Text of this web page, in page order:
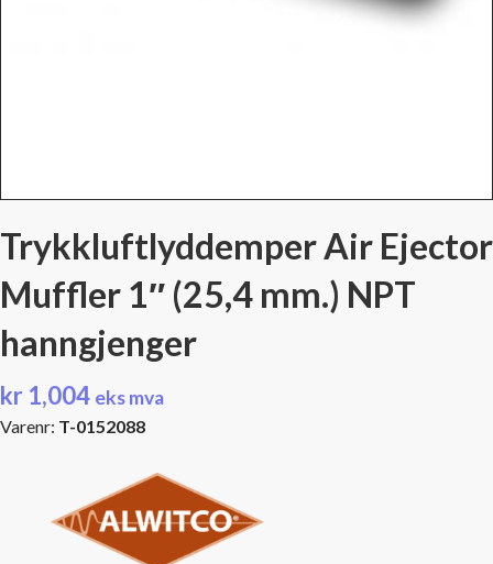
Trykkluftlyddemper Air Ejector
Muffler 1″ (25,4 mm.) NPT
hanngjenger
kr 1,004 eks mva
Varenr: T-0152088